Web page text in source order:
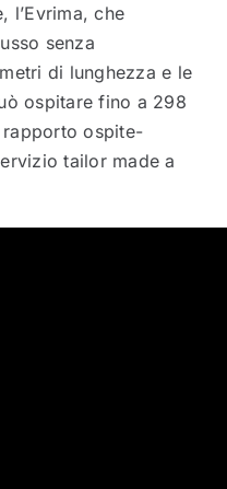
l’Evrima, che
senza
di lunghezza e le
ospitare fino a 298
rapporto ospite-
tailor made a